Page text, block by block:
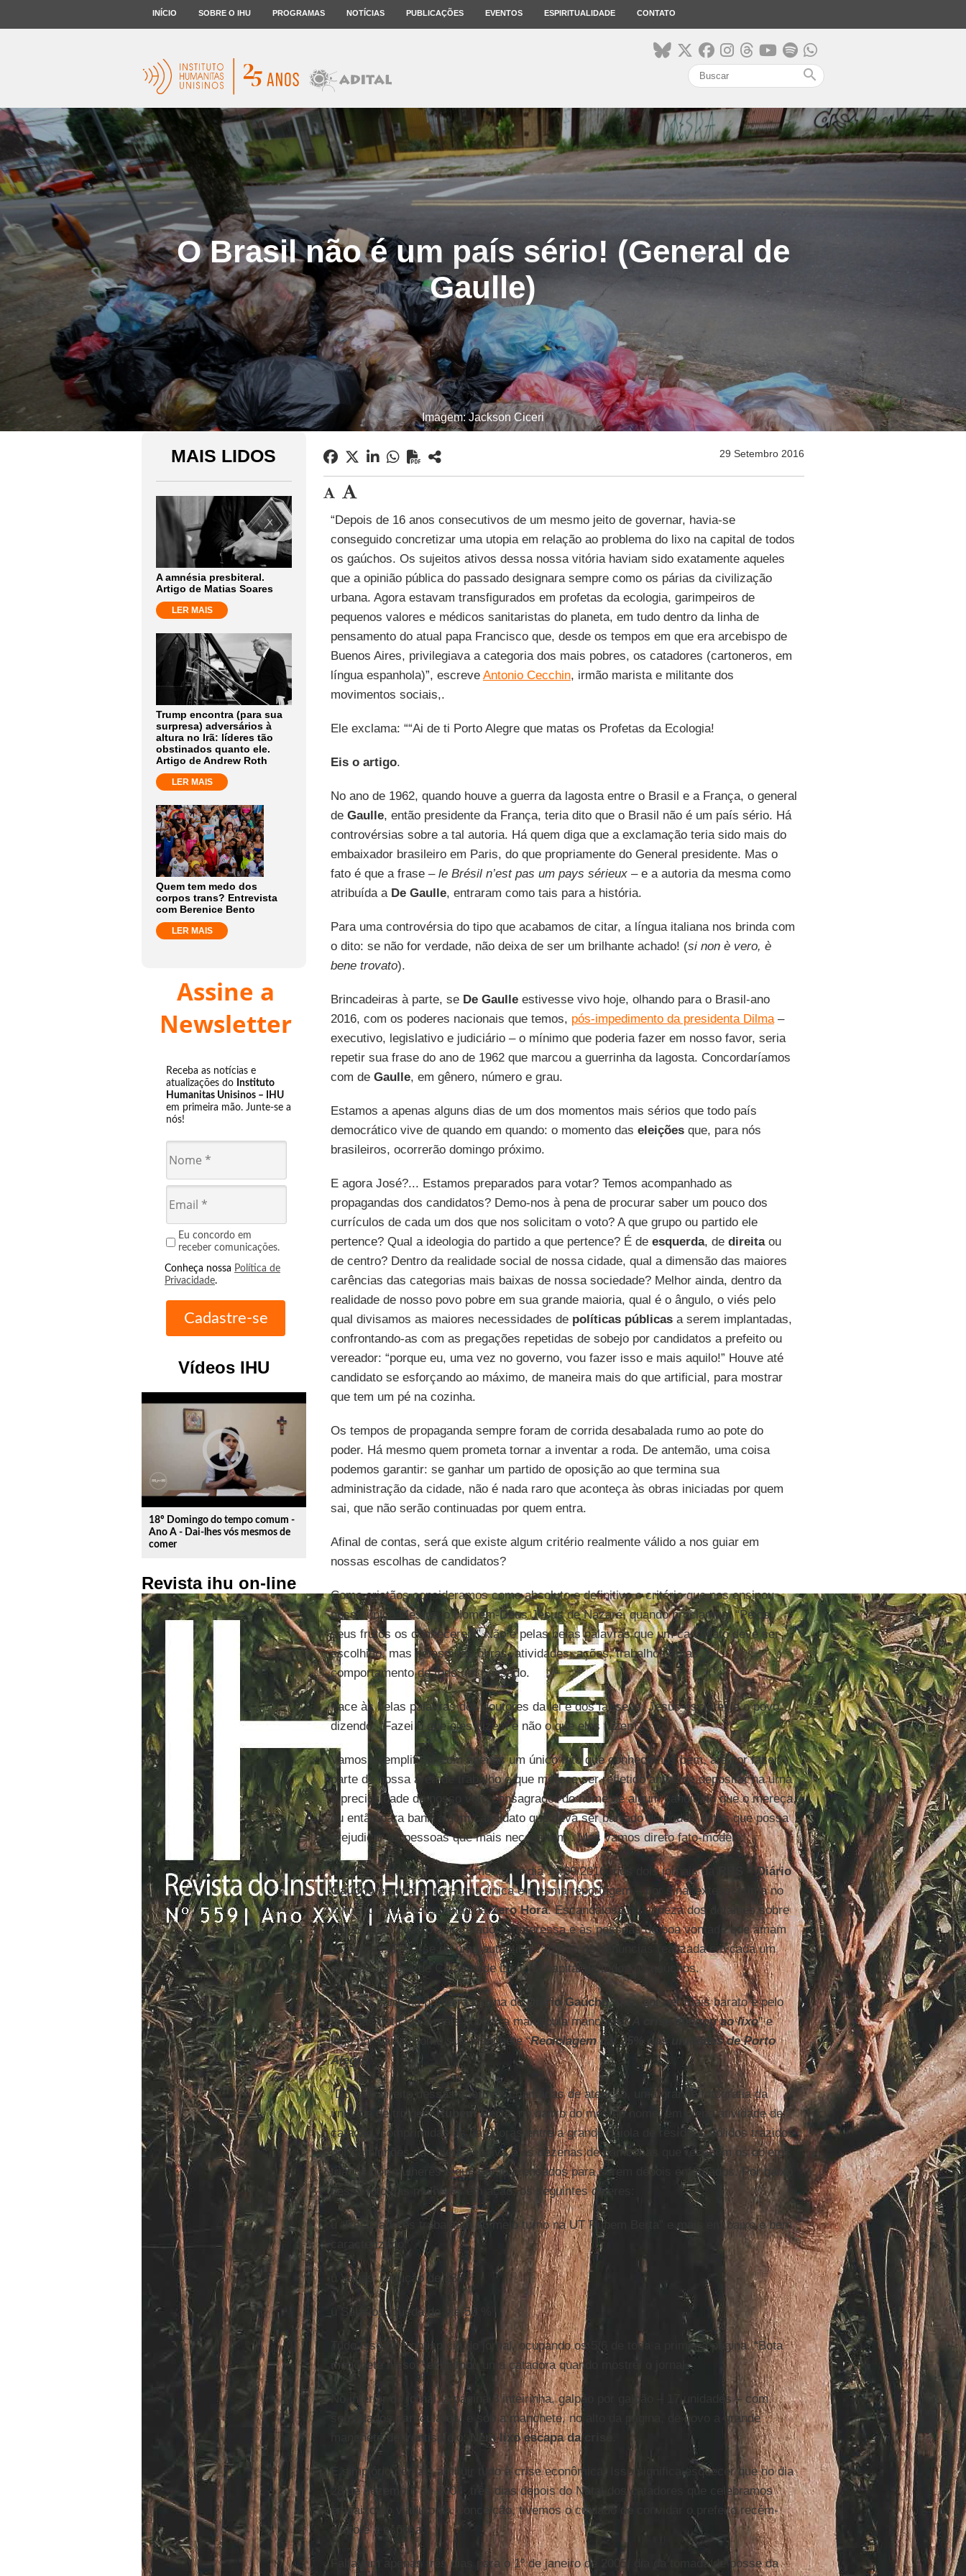
INÍCIO SOBRE O IHU PROGRAMAS NOTÍCIAS PUBLICAÇÕES EVENTOS ESPIRITUALIDADE CONTATO
search
O Brasil não é um país sério! (General de
Gaulle)
Imagem: Jackson Ciceri
MAIS LIDOS
A amnésia presbiteral.
Artigo de Matias Soares
LER MAIS
Trump encontra (para sua
surpresa) adversários à
altura no Irã: líderes tão
obstinados quanto ele.
Artigo de Andrew Roth
LER MAIS
Quem tem medo dos
corpos trans? Entrevista
com Berenice Bento
LER MAIS
Assine a
Newsletter
Receba as notícias e
atualizações do Instituto
Humanitas Unisinos – IHU
em primeira mão. Junte-se a
nós!
Eu concordo em
receber comunicações.
Conheça nossa Política de
Privacidade.
Vídeos IHU
play_circle_outline
18º Domingo do tempo comum -
Ano A - Dai-lhes vós mesmos de
comer
Revista ihu on-line
29 Setembro 2016
“Depois de 16 anos consecutivos de um mesmo jeito de governar, havia-se
conseguido concretizar uma utopia em relação ao problema do lixo na capital de todos
os gaúchos. Os sujeitos ativos dessa nossa vitória haviam sido exatamente aqueles
que a opinião pública do passado designara sempre como os párias da civilização
urbana. Agora estavam transfigurados em profetas da ecologia, garimpeiros de
pequenos valores e médicos sanitaristas do planeta, em tudo dentro da linha de
pensamento do atual papa Francisco que, desde os tempos em que era arcebispo de
Buenos Aires, privilegiava a categoria dos mais pobres, os catadores (cartoneros, em
língua espanhola)”, escreve Antonio Cecchin, irmão marista e militante dos
movimentos sociais,.
Ele exclama: ““Ai de ti Porto Alegre que matas os Profetas da Ecologia!
Eis o artigo.
No ano de 1962, quando houve a guerra da lagosta entre o Brasil e a França, o general
de Gaulle, então presidente da França, teria dito que o Brasil não é um país sério. Há
controvérsias sobre a tal autoria. Há quem diga que a exclamação teria sido mais do
embaixador brasileiro em Paris, do que propriamente do General presidente. Mas o
fato é que a frase – le Brésil n’est pas um pays sérieux– e a autoria da mesma como
atribuída a De Gaulle, entraram como tais para a história.
Para uma controvérsia do tipo que acabamos de citar, a língua italiana nos brinda com
o dito: se não for verdade, não deixa de ser um brilhante achado! (si non è vero, è
bene trovato).
Brincadeiras à parte, seDe Gaulleestivesse vivo hoje, olhando para o Brasil-ano
2016, com os poderes nacionais que temos, pós-impedimento da presidenta Dilma–
executivo, legislativo e judiciário – o mínimo que poderia fazer em nosso favor, seria
repetir sua frase do ano de 1962 que marcou a guerrinha da lagosta. Concordaríamos
com de Gaulle, em gênero, número e grau.
Estamos a apenas alguns dias de um dos momentos mais sérios que todo país
democrático vive de quando em quando: o momento das eleiçõesque, para nós
brasileiros, ocorrerão domingo próximo.
E agora José?... Estamos preparados para votar? Temos acompanhado as
propagandas dos candidatos? Demo-nos à pena de procurar saber um pouco dos
currículos de cada um dos que nos solicitam o voto? A que grupo ou partido ele
pertence? Qual a ideologia do partido a que pertence? É de esquerda, de direitaou
de centro? Dentro da realidade social de nossa cidade, qual a dimensão das maiores
carências das categorias mais baixas de nossa sociedade? Melhor ainda, dentro da
realidade de nosso povo pobre em sua grande maioria, qual é o ângulo, o viés pelo
qual divisamos as maiores necessidades de políticas públicasa serem implantadas,
confrontando-as com as pregações repetidas de sobejo por candidatos a prefeito ou
vereador: “porque eu, uma vez no governo, vou fazer isso e mais aquilo!” Houve até
candidato se esforçando ao máximo, de maneira mais do que artificial, para mostrar
que tem um pé na cozinha.
Os tempos de propaganda sempre foram de corrida desabalada rumo ao pote do
poder. Há mesmo quem prometa tornar a inventar a roda. De antemão, uma coisa
podemos garantir: se ganhar um partido de oposição ao que termina sua
administração da cidade, não é nada raro que aconteça às obras iniciadas por quem
sai, que não serão continuadas por quem entra.
Afinal de contas, será que existe algum critério realmente válido a nos guiar em
nossas escolhas de candidatos?
Como cristãos consideramos como absoluto e definitivo o critério que nos ensinou
nosso único Mestre, o Homem-Deus Jesus de Nazaré, quando proclamou: “Pelos
seus frutos os conhecereis” Não é pelas belas palavras que um candidato deve ser
escolhido, mas pelas suas obras, atividades, ações, trabalhos, lutas, ou
comportamento de todo um passado.
Face às belas palavras dos doutores da lei e dos fariseus, Jesus esclarecia o povo
dizendo: “Fazei o que eles dizem e não o que eles fazem.”
Vamos exemplificar com apenas um único fato que conhecemos bem, até por fazer
parte de nossa área de trabalho e que merece ser refletido antes de depositar na urna
a preciosidade do nosso voto consagrador do nome de algum candidato que o mereça,
ou então para banir algum candidato que deva ser barrado do poder, antes que possa
prejudicar as pessoas que mais necessitam . Mas vamos direto fato-modelo:
Há duas semanas, precisamente no dia 14/09/2016, nos dois jornais da –Diário
GaúchoeZero Hora– uma única e mesma reportagem – por sinal extensíssima no
primeiro jornal e resumida naZero Hora. Escandalosa na riqueza dos detalhes sobre
um assunto que só aos catadores interessa e às pessoas de boa vontade que amam
os pobres. Trata-se de uma autêntica varrição de denúncias realizada em cada um
dos 17 Galpões de Catação de Lixo, da capital de todos os gaúchos.
Logo de cara, na primeira página doDiário Gaúcho, que, por ser mais barato e pelo
teor das notícias é mais povão, a maiúscula manchete “
A crise chegou ao lixo" e
logo por baixo, como sub-manchete “Reciclagem cai 25% nas unidades de Porto
Alegre
"Do lado direito dessas enormes chamadas de atenção, uma grande fotografia da
unidade de triagemRubem Berta, no bairro do mesmo nome, em plena atividade de
catação, comprimidas as catadoras entre a grande gaiola de resíduos sólidos trazidos
por caminhões da coleta seletiva e as dezenas de bambonas que recebem os objetos
triados por mulheres e que serão prensados para serem depois enfardados. Por baixo
dessa foto das mulheres em ação, os seguintes dizeres:
ü “Recicladores trabalham só meio turno na UT Rubem Berta” e mais em baixo e bem
caracterizado:
ü Vagas: redução de 18%
ü Salários: queda de até 50 %
Tudo isso no frontispício do jornal, ocupando os 5/6 de toda a primeira página. “Bota
manchete nisso!” exclamou uma catadora quando mostrei o jornal.
No interior do jornal, a página 3 inteirinha, galpão por galpão – 17 unidades – com
seus dados particulares, e sob a manchete, no alto da página, de novo a grande
manchete do frontispício:
Nem lixo escapa da crise
É simplório demais atribuir tudo à crise econômica. Isso significa esquecer que no dia
28 de dezembro de 2004, três dias depois do Natal dos catadores que celebramos
embaixo do viaduto da Conceição, tivemos o cuidado de convidar o prefeito recém-
eleito e a esposa.
Faltavam apenas três dias para o 1º de janeiro de 2005, dia da tomada de posse da